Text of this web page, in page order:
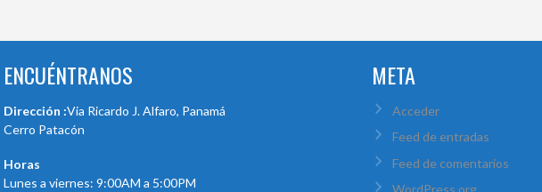
ENCUÉNTRANOS
Dirección :Via Ricardo J. Alfaro, Panamá
Cerro Patacón
Horas
Lunes a viernes: 9:00AM a 5:00PM
META
Acceder
Feed de entradas
Feed de comentarios